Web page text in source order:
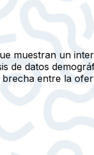
muestran un
de datos
entre la